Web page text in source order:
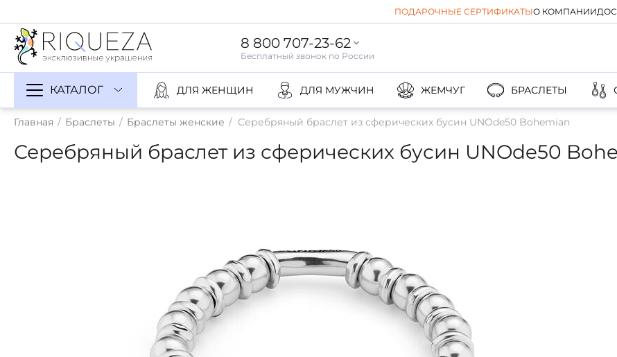
ПОДАРОЧНЫЕ СЕРТИФИКАТЫО КОМПАНИИ
8 800 707-23-62
КАТАЛОГ ДЛЯ ЖЕНЩИН ДЛЯ МУЖЧИН ЖЕМЧУГ БРАСЛЕТЫ
Главная / Браслеты / Браслеты женские / Серебряный браслет из сферических бусин UNOde50 Bohemian
Серебряный браслет из сферических бусин UNOde50